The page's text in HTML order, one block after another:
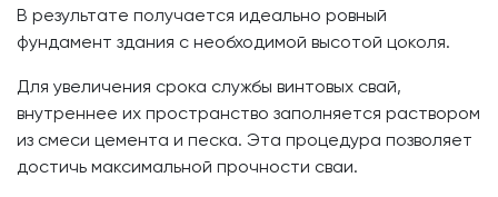
В результате получается идеально ровный
фундамент здания с необходимой высотой цоколя.
Для увеличения срока службы винтовых свай,
внутреннее их пространство заполняется раствором
из смеси цемента и песка. Эта процедура позволяет
достичь максимальной прочности сваи.